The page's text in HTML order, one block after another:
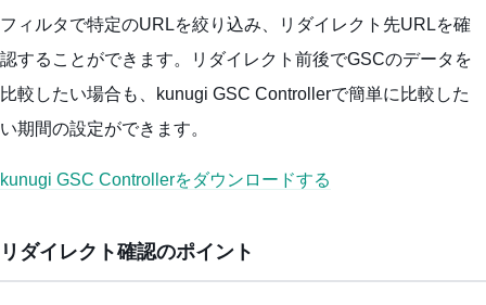
フィルタで特定のURLを絞り込み、リダイレクト先URLを確
認することができます。リダイレクト前後でGSCのデータを
比較したい場合も、kunugi GSC Controllerで簡単に比較した
い期間の設定ができます。
kunugi GSC Controllerをダウンロードする
リダイレクト確認のポイント